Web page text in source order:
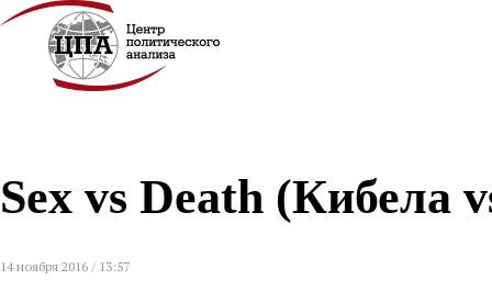
Sex vs Death (Кибела
14 ноября 2016 / 13:57